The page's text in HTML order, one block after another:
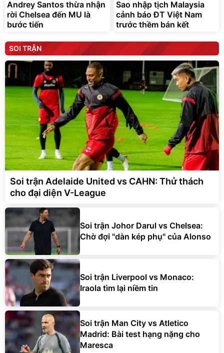
Andrey Santos thừa nhận
rời Chelsea đến MU là
bước tiến
Sao nhập tịch Malaysia
cảnh báo ĐT Việt Nam
trước thềm bán kết
SOI TRẬN
Soi trận Adelaide United vs CAHN: Thử thách
cho đại diện V-League
Soi trận Johor Darul vs Chelsea:
Chờ đợi "dàn kép phụ" của Alonso
Soi trận Liverpool vs Monaco:
Iraola tìm lại niềm tin
Soi trận Man City vs Atletico
Madrid: Bài test hạng nặng cho
Maresca